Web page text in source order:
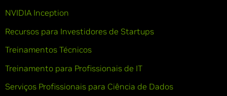
NVIDIA Inception
Recursos para Investidores de Startups
Treinamentos Técnicos
Treinamento para Profissionais de IT
Serviços Profissionais para Ciência de Dados